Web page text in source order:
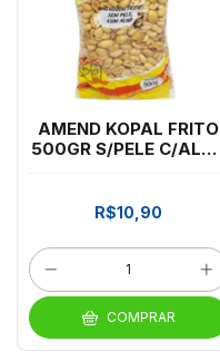
AMEND KOPAL FRITO
500GR S/PELE C/ALHO
R$10,90
COMPRAR